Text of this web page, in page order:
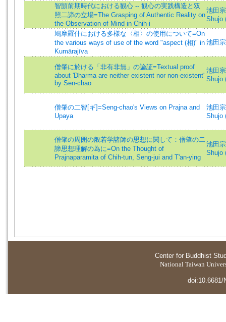
智顗前期時代における観心 -- 観心の実践構造と双
照二諦の立場=The Grasping of Authentic Reality on
the Observation of Mind in Chih-i
池田
Shujo
鳩摩羅什における多様な〈相〉の使用について=On
the various ways of use of the word "aspect (相)" in
Kumārajīva
池田
僧肇に於ける「非有非無」の論証=Textual proof
about 'Dharma are neither existent nor non-existent'
by Sen-chao
池田
Shujo
僧肇の二智[ギ]=Seng-chao's Views on Prajna and
Upaya
池田
Shujo
僧肇の周囲の般若学諸師の思想に関して：僧肇の二
諦思想理解の為に=On the Thought of
Prajnaparamita of Chih-tun, Seng-jui and T'an-ying
池田
Shujo
Center for Buddhist
National Taiwan
doi:10.6681/